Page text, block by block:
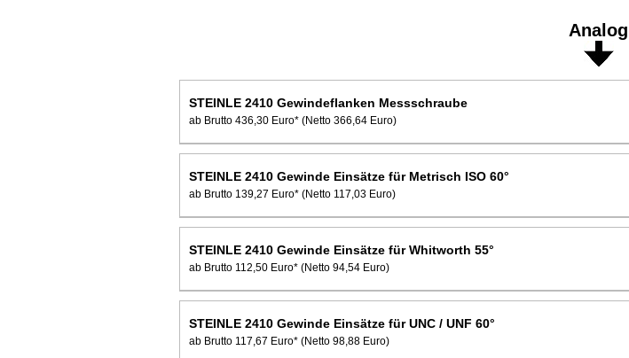
Analog
STEINLE 2410 Gewindeflanken Messschraube
ab Brutto 436,30 Euro* (Netto 366,64 Euro)
STEINLE 2410 Gewinde Einsätze für Metrisch ISO 60°
ab Brutto 139,27 Euro* (Netto 117,03 Euro)
STEINLE 2410 Gewinde Einsätze für Whitworth 55°
ab Brutto 112,50 Euro* (Netto 94,54 Euro)
STEINLE 2410 Gewinde Einsätze für UNC / UNF 60°
ab Brutto 117,67 Euro* (Netto 98,88 Euro)